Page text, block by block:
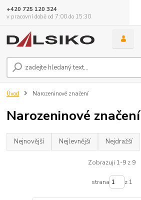
+420 725 120 324
v pracovní době od 7:00 do 15:30
Úvod Narozeninové značení
Narozeninové značení
Nejnovější Nejlevnější Nejdražší
Zobrazuji 1-9 z 9
strana z 1